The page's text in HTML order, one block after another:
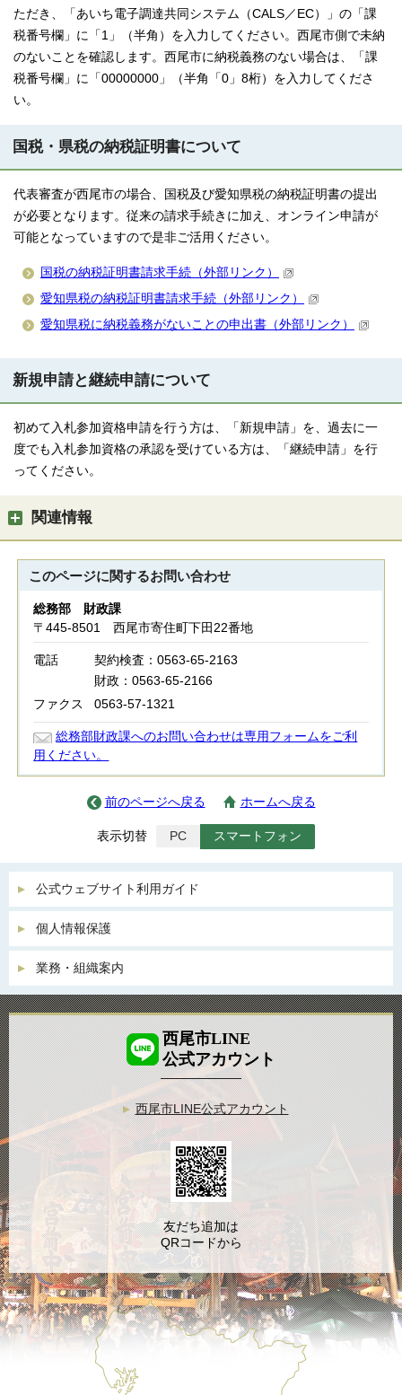
ただき、「あいち電子調達共同システム（CALS／EC）」の「課
税番号欄」に「1」（半角）を入力してください。西尾市側で未納
のないことを確認します。西尾市に納税義務のない場合は、「課
税番号欄」に「00000000」（半角「0」8桁）を入力してくださ
い。
国税・県税の納税証明書について
代表審査が西尾市の場合、国税及び愛知県税の納税証明書の提出
が必要となります。従来の請求手続きに加え、オンライン申請が
可能となっていますので是非ご活用ください。
国税の納税証明書請求手続（外部リンク）
愛知県税の納税証明書請求手続（外部リンク）
愛知県税に納税義務がないことの申出書（外部リンク）
新規申請と継続申請について
初めて入札参加資格申請を行う方は、「新規申請」を、過去に一
度でも入札参加資格の承認を受けている方は、「継続申請」を行
ってください。
関連情報
このページに関するお問い合わせ
総務部 財政課
〒445-8501 西尾市寄住町下田22番地
電話
契約検査：0563-65-2163
財政：0563-65-2166
ファクス
0563-57-1321
総務部財政課へのお問い合わせは専用フォームをご利
用ください。
前のページへ戻る ホームへ戻る
表示切替 PC スマートフォン
公式ウェブサイト利用ガイド
個人情報保護
業務・組織案内
西尾市LINE
公式アカウント
西尾市LINE公式アカウント
友だち追加は
QRコードから